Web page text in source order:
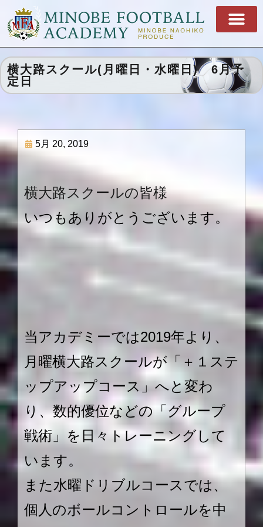
横大路スクール(月曜日・水曜日) 6月予
定日
5月 20, 2019
横大路スクールの皆様
いつもありがとうございます。
当アカデミーでは2019年より、
月曜横大路スクールが「＋１ステ
ップアップコース」へと変わ
り、数的優位などの「グループ
戦術」を日々トレーニングして
います。
また水曜ドリブルコースでは、
個人のボールコントロールを中